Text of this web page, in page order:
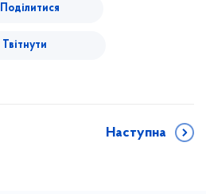
Поділитися
Твітнути
Наступна